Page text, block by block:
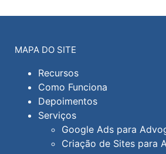
MAPA DO SITE
Recursos
Como Funciona
Depoimentos
Serviços
Google Ads para
Criação de Sites para